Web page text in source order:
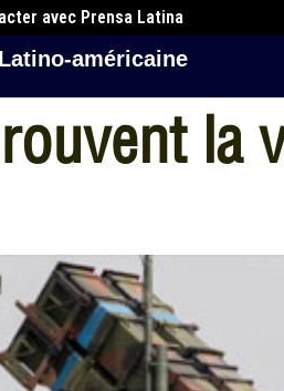
avec Prensa Latina
américaine
la